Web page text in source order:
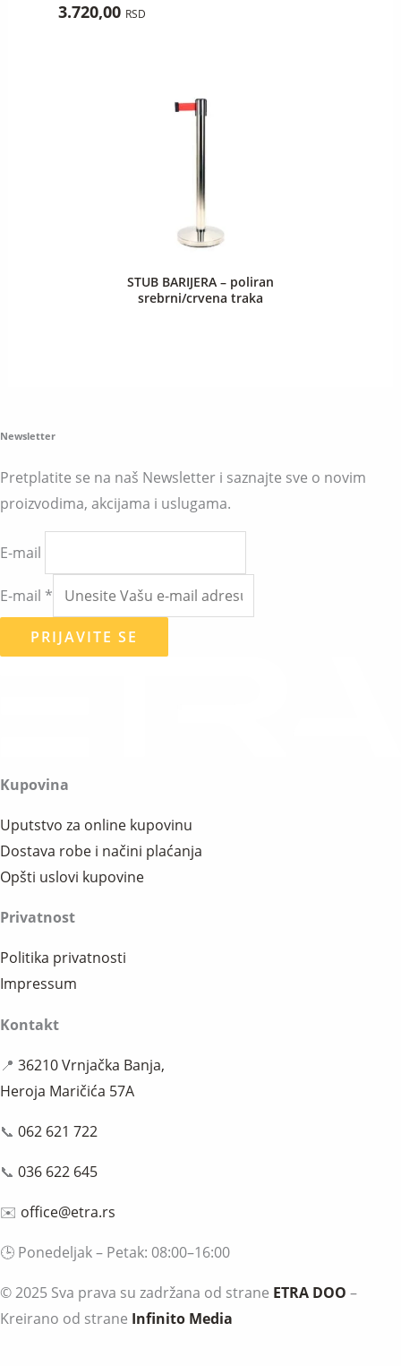
3.720,00 RSD
STUB BARIJERA – poliran
srebrni/crvena traka
Newsletter
Pretplatite se na naš Newsletter i saznajte sve o novim
proizvodima, akcijama i uslugama.
E-mail
E-mail *
PRIJAVITE SE
Kupovina
Uputstvo za online kupovinu
Dostava robe i načini plaćanja
Opšti uslovi kupovine
Privatnost
Politika privatnosti
Impressum
Kontakt
📍 36210 Vrnjačka Banja,
Heroja Maričića 57A
📞 062 621 722
📞 036 622 645
✉️ office@etra.rs
🕒 Ponedeljak – Petak: 08:00–16:00
© 2025 Sva prava su zadržana od strane ETRA DOO –
Kreirano od strane Infinito Media